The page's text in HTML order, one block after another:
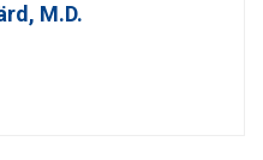
M.D.